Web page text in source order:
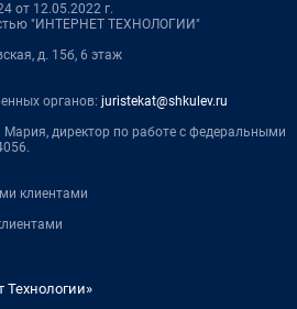
от 12.05.2022 г.
"ИНТЕРНЕТ ТЕХНОЛОГИИ"
д. 15б, 6 этаж
органов: juristekat@shkulev.ru
директор по работе с федеральными
клиентами